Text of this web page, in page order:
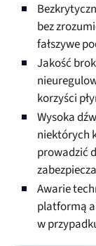
bez
fałszywe
Jakość
korzyści
Wysoka
niektórych
prowadzić
Awarie
platformą
w